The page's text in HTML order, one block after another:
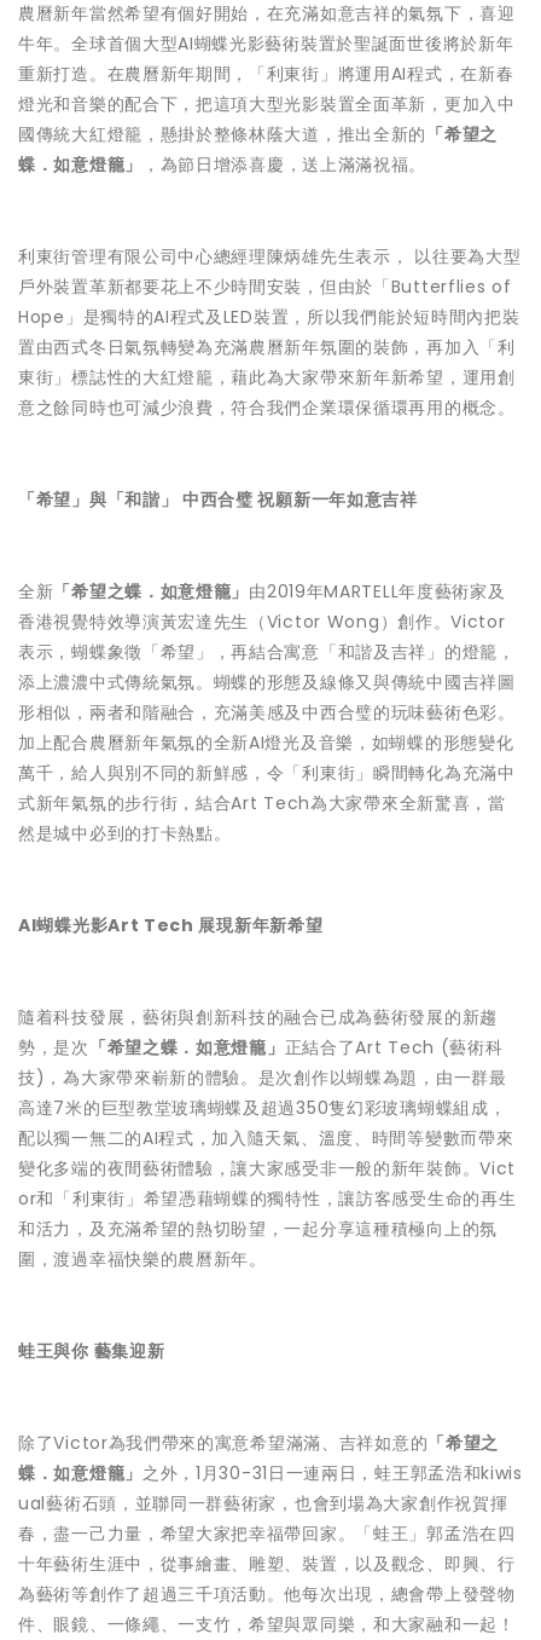
農曆新年當然希望有個好開始，在充滿如意吉祥的氣氛下，喜迎
牛年。全球首個大型AI蝴蝶光影藝術裝置於聖誕面世後將於新年
重新打造。在農曆新年期間，「利東街」將運用AI程式，在新春
燈光和音樂的配合下，把這項大型光影裝置全面革新，更加入中
國傳統大紅燈籠，懸掛於整條林蔭大道，推出全新的 「希望之
蝶．如意燈籠」
，為節日增添喜慶，送上滿滿祝福。
利東街管理有限公司中心總經理陳炳雄先生表示， 以往要為大型
戶外裝置革新都要花上不少時間安裝，但由於「Butterflies of
Hope」是獨特的AI程式及LED裝置，所以我們能於短時間內把裝
置由西式冬日氣氛轉變為充滿農曆新年氛圍的裝飾，再加入「利
東街」標誌性的大紅燈籠，藉此為大家帶來新年新希望，運用創
意之餘同時也可減少浪費，符合我們企業環保循環再用的概念。
「希望」與「和諧」 中西合璧 祝願新一年如意吉祥
全新 「希望之蝶．如意燈籠」 由2019年MARTELL年度藝術家及
香港視覺特效導演黃宏達先生（Victor Wong）創作。Victor
表示，蝴蝶象徵「希望」，再結合寓意「和諧及吉祥」的燈籠，
添上濃濃中式傳統氣氛。蝴蝶的形態及線條又與傳統中國吉祥圖
形相似，兩者和階融合，充滿美感及中西合璧的玩味藝術色彩。
加上配合農曆新年氣氛的全新AI燈光及音樂，如蝴蝶的形態變化
萬千，給人與別不同的新鮮感，令「利東街」瞬間轉化為充滿中
式新年氣氛的步行街，結合Art Tech為大家帶來全新驚喜，當
然是城中必到的打卡熱點。
AI蝴蝶光影Art Tech 展現新年新希望
隨着科技發展，藝術與創新科技的融合已成為藝術發展的新趨
勢，是次 「希望之蝶．如意燈籠」 正結合了Art Tech (藝術科
技)，為大家帶來嶄新的體驗。是次創作以蝴蝶為題，由一群最
高達7米的巨型教堂玻璃蝴蝶及超過350隻幻彩玻璃蝴蝶組成，
配以獨一無二的AI程式，加入隨天氣、溫度、時間等變數而帶來
變化多端的夜間藝術體驗，讓大家感受非一般的新年裝飾。Vict
or和「利東街」希望憑藉蝴蝶的獨特性，讓訪客感受生命的再生
和活力，及充滿希望的熱切盼望，一起分享這種積極向上的氛
圍，渡過幸福快樂的農曆新年。
蛙王與你 藝集迎新
除了Victor為我們帶來的寓意希望滿滿、吉祥如意的 「希望之
蝶．如意燈籠」 之外，1月30-31日一連兩日，蛙王郭孟浩和kiwis
ual藝術石頭，並聯同一群藝術家，也會到場為大家創作祝賀揮
春，盡一己力量，希望大家把幸福帶回家。「蛙王」郭孟浩在四
十年藝術生涯中，從事繪畫、雕塑、裝置，以及觀念、即興、行
為藝術等創作了超過三千項活動。他每次出現，總會帶上發聲物
件、眼鏡、一條繩、一支竹，希望與眾同樂，和大家融和一起！